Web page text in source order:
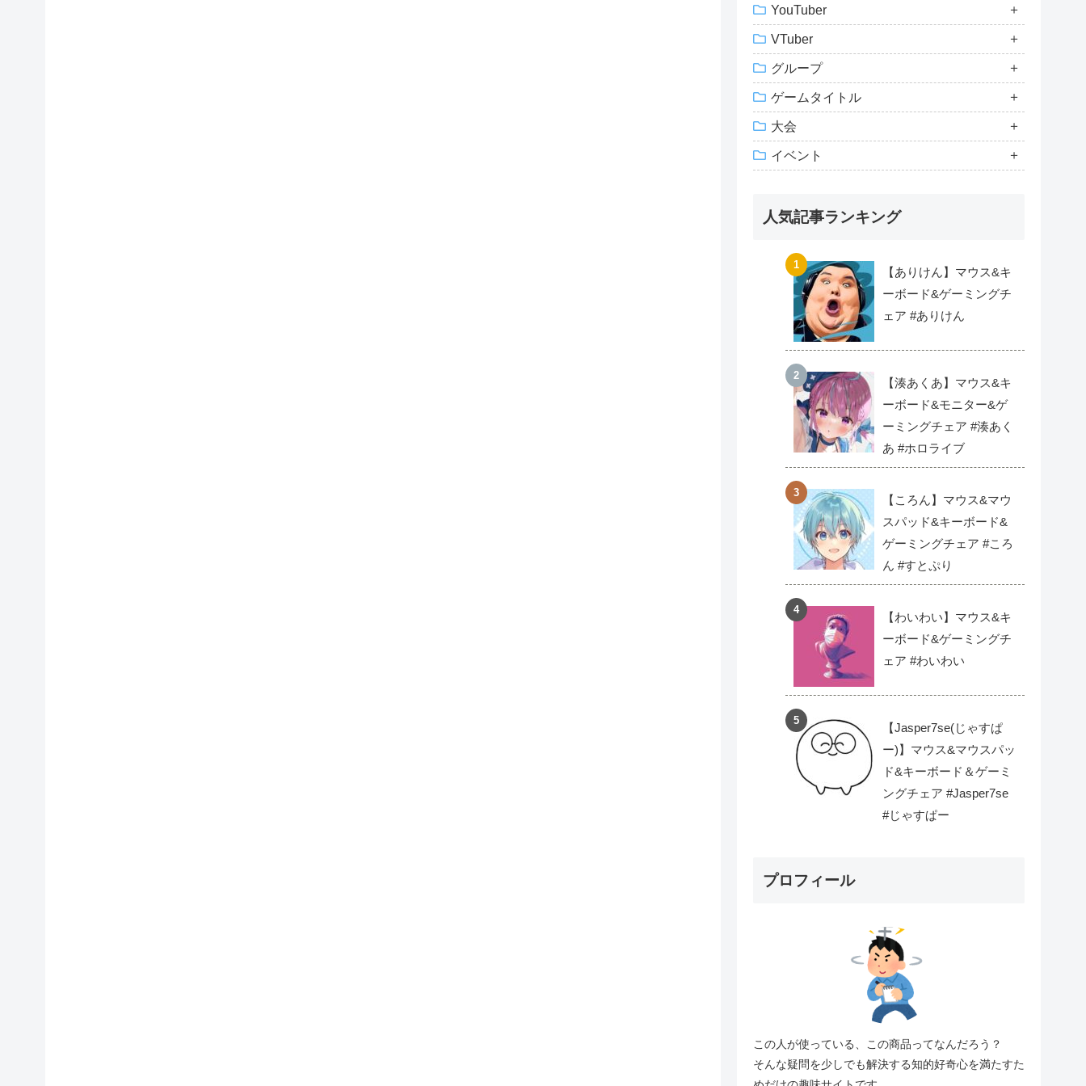
YouTuber
VTuber
グループ
ゲームタイトル
大会
イベント
人気記事ランキング
【ありけん】マウス&キ
ーボード&ゲーミングチ
ェア #ありけん
【湊あくあ】マウス&キ
ーボード&モニター&ゲ
ーミングチェア #湊あく
あ #ホロライブ
【ころん】マウス&マウ
スパッド&キーボード&
ゲーミングチェア #ころ
ん #すとぷり
【わいわい】マウス&キ
ーボード&ゲーミングチ
ェア #わいわい
【Jasper7se(じゃすぱ
ー)】マウス&マウスパッ
ド&キーボード＆ゲーミ
ングチェア #Jasper7se
#じゃすぱー
プロフィール
この人が使っている、この商品ってなんだろう？
そんな疑問を少しでも解決する知的好奇心を満たすた